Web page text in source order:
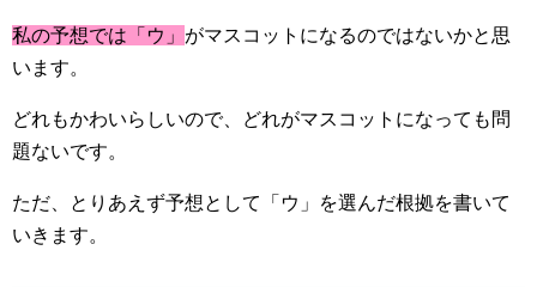
私の予想では「ウ」 がマスコットになるのではないかと思
います。
どれもかわいらしいので、どれがマスコットになっても問
題ないです。
ただ、とりあえず予想として「ウ」を選んだ根拠を書いて
いきます。